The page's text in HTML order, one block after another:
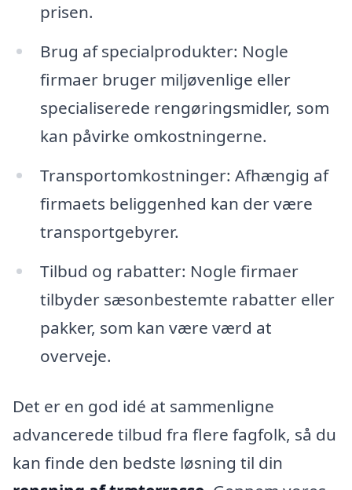
prisen.
Brug af specialprodukter: Nogle
firmaer bruger miljøvenlige eller
specialiserede rengøringsmidler, som
kan påvirke omkostningerne.
Transportomkostninger: Afhængig af
firmaets beliggenhed kan der være
transportgebyrer.
Tilbud og rabatter: Nogle firmaer
tilbyder sæsonbestemte rabatter eller
pakker, som kan være værd at
overveje.
Det er en god idé at sammenligne
advancerede tilbud fra flere fagfolk, så du
kan finde den bedste løsning til din